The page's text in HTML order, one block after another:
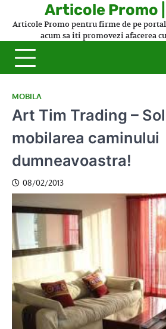
Articole Promo
Articole Promo pentru firme de pe
acum sa iti promovezi afacerea
MOBILA
Art Tim Trading –
mobilarea caminului
dumneavoastra!
08/02/2013